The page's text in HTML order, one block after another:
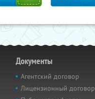
Документы
Агентский договор
Лицензионный договор